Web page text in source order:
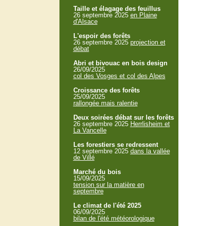
Taille et élagage des feuillus
26 septembre 2025 en Plaine
d'Alsace
L'espoir des forêts
26 septembre 2025 projection et
débat
Abri et bivouac en bois design
26/09/2025
col des Vosges et col des Alpes
Croissance des forêts
25/09/2025
rallongée mais ralentie
Deux soirées débat sur les forêts
26 septembre 2025 Herrlisheim et
La Vancelle
Les forestiers se redressent
12 septembre 2025 dans la vallée
de Villé
Marché du bois
15/09/2025
tension sur la matière en
septembre
Le climat de l'été 2025
06/09/2025
bilan de l'été météorologique